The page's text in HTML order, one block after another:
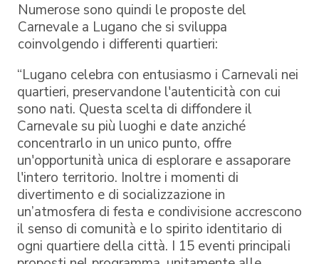
Numerose sono quindi le proposte del
Carnevale a Lugano che si sviluppa
coinvolgendo i differenti quartieri:
“Lugano celebra con entusiasmo i Carnevali nei
quartieri, preservandone l'autenticità con cui
sono nati. Questa scelta di diffondere il
Carnevale su più luoghi e date anziché
concentrarlo in un unico punto, offre
un'opportunità unica di esplorare e assaporare
l'intero territorio. Inoltre i momenti di
divertimento e di socializzazione in
un’atmosfera di festa e condivisione accrescono
il senso di comunità e lo spirito identitario di
ogni quartiere della città. I 15 eventi principali